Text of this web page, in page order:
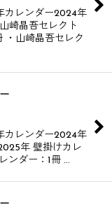
カレンダー​ 2024年
崎晶吾セレクト
・山崎晶吾セレク
カレンダー​ 2024年
年 壁掛けカレ
ンダー：1冊 …